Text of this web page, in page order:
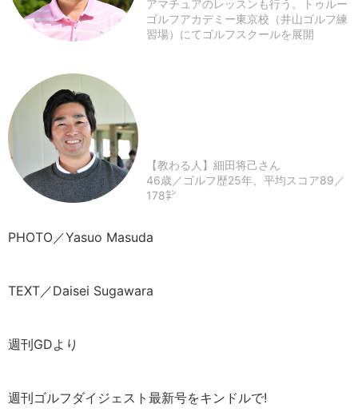
アマチュアのレッスンも行う。トゥルー
ゴルフアカデミー東京校（井山ゴルフ練
習場）にてゴルフスクールを展開
【教わる人】細田将己さん
46歳／ゴルフ歴25年、平均スコア89／
178㌢
PHOTO／Yasuo Masuda
TEXT／Daisei Sugawara
週刊GDより
週刊ゴルフダイジェスト最新号をキンドルで!